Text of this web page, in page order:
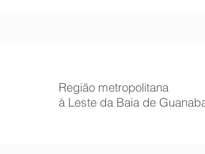
Região metropolitana
à Leste da Baia de